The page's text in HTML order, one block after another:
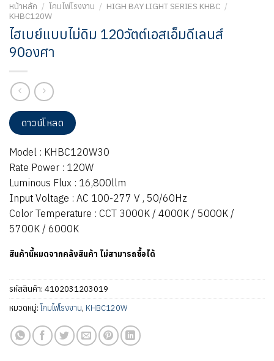
หน้าหลัก / โคมไฟโรงงาน / HIGH BAY LIGHT SERIES KHBC /
KHBC120W
ไฮเบย์แบบไม่ดิม 120วัตต์เอสเอ็มดีเลนส์
90องศา
ดาวน์โหลด
Model : KHBC120W30
Rate Power : 120W
Luminous Flux : 16,800llm
Input Voltage : AC 100-277 V , 50/60Hz
Color Temperature : CCT 3000K / 4000K / 5000K /
5700K / 6000K
สินค้านี้หมดจากคลังสินค้า ไม่สามารถซื้อได้
รหัสสินค้า: 4102031203019
หมวดหมู่: โคมไฟโรงงาน, KHBC120W